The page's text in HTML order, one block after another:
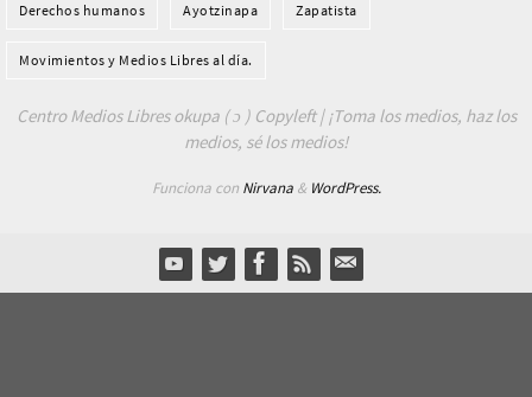
Derechos humanos Ayotzinapa Zapatista
Movimientos y Medios Libres al día.
Centro Medios Libres okupa ( ɔ ) Copyleft | ¡Toma los medios, haz los
medios, sé los medios!
Funciona con Nirvana& WordPress.